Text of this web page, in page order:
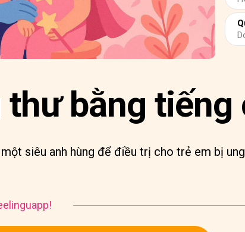
thư bằng tiếng
siêu anh hùng để điều trị cho trẻ em bị